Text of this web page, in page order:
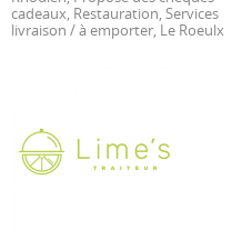
cadeaux, Restauration, Services
livraison / à emporter, Le Roeulx